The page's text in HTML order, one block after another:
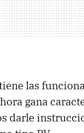
las
gana
darle